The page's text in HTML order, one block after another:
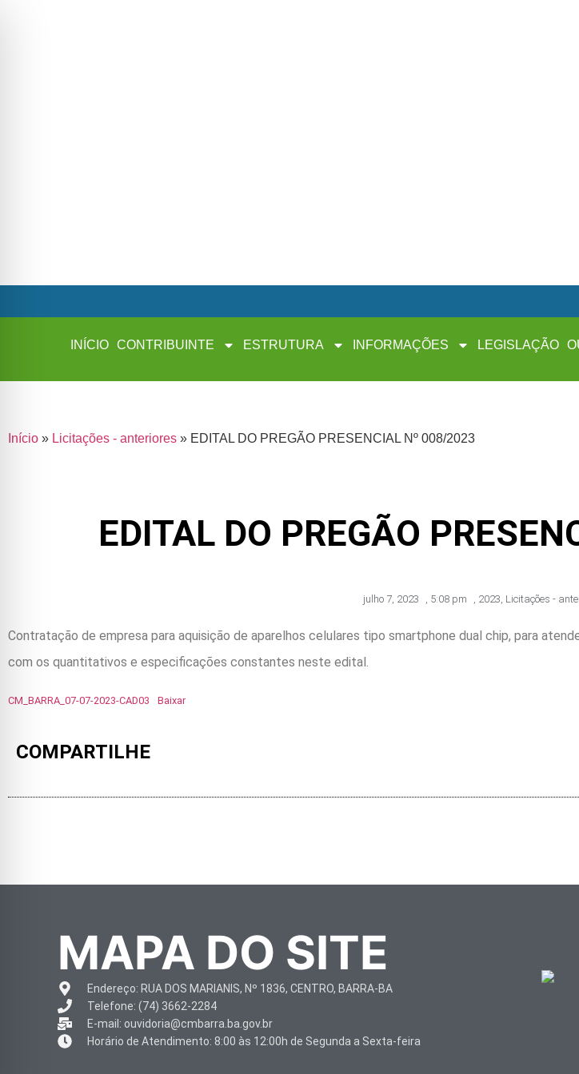
INÍCIO CONTRIBUINTE ESTRUTURA INFORMAÇÕES LEGISLAÇÃO
Início » Licitações - anteriores » EDITAL DO PREGÃO PRESENCIAL Nº 008/2023
EDITAL DO PREGÃO
julho 7, 2023 , 5:08 pm , 2023, Licitações -
Contratação de empresa para aquisição de aparelhos celulares tipo smartphone dual chip, para
com os quantitativos e especificações constantes neste edital.
CM_BARRA_07-07-2023-CAD03 Baixar
COMPARTILHE
MAPA DO SITE
Endereço: RUA DOS MARIANIS, Nº 1836, CENTRO, BARRA-BA
Telefone: (74) 3662-2284
E-mail: ouvidoria@cmbarra.ba.gov.br
Horário de Atendimento: 8:00 às 12:00h de Segunda a Sexta-feira